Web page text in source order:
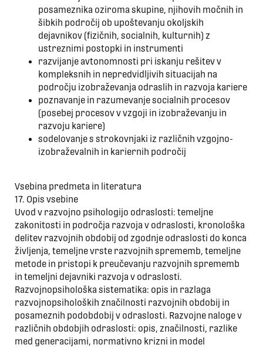
posameznika oziroma skupine, njihovih močnih in
šibkih področij ob upoštevanju okoljskih
dejavnikov (fizičnih, socialnih, kulturnih) z
ustreznimi postopki in instrumenti
razvijanje avtonomnosti pri iskanju rešitev v
kompleksnih in nepredvidljivih situacijah na
področju izobraževanja odraslih in razvoja kariere
poznavanje in razumevanje socialnih procesov
(posebej procesov v vzgoji in izobraževanju in
razvoju kariere)
sodelovanje s strokovnjaki iz različnih vzgojno-
izobraževalnih in kariernih področij
Vsebina predmeta in literatura
17. Opis vsebine
Uvod v razvojno psihologijo odraslosti: temeljne
zakonitosti in področja razvoja v odraslosti, kronološka
delitev razvojnih obdobij od zgodnje odraslosti do konca
življenja, temeljne vrste razvojnih sprememb, temeljne
metode in pristopi k preučevanju razvojnih sprememb
in temeljni dejavniki razvoja v odraslosti.
Razvojnopsihološka sistematika: opis in razlaga
razvojnopsiholoških značilnosti razvojnih obdobij in
posameznih podobdobij v odraslosti. Razvojne naloge v
različnih obdobjih odraslosti: opis, značilnosti, razlike
med generacijami, normativno krizni in model